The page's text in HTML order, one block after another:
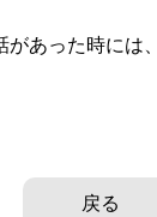
があった時には
戻る